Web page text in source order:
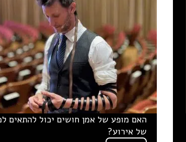
האם מופע של אמן חושים יכול להתאים
של אירוע?